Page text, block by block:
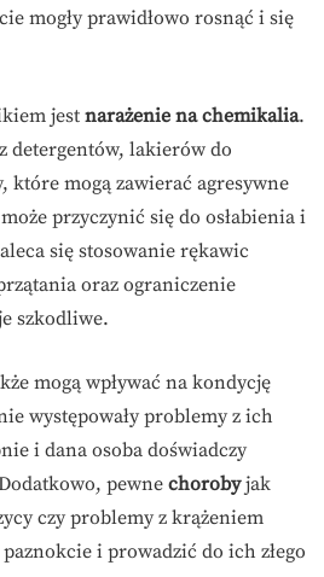
mogły prawidłowo rosnąć i się
jest narażenie na chemikalia.
detergentów, lakierów do
które mogą zawierać agresywne
przyczynić się do osłabienia i
się stosowanie rękawic
oraz ograniczenie
szkodliwe.
mogą wpływać na kondycję
występowały problemy z ich
i dana osoba doświadczy
pewne chorobyjak
czy problemy z krążeniem
i prowadzić do ich złego